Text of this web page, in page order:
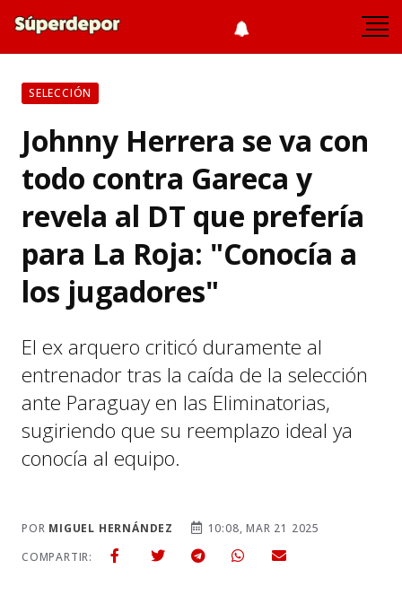
SELECCIÓN
Johnny Herrera se va con
todo contra Gareca y
revela al DT que prefería
para La Roja: "Conocía a
los jugadores"
El ex arquero criticó duramente al
entrenador tras la caída de la selección
ante Paraguay en las Eliminatorias,
sugiriendo que su reemplazo ideal ya
conocía al equipo.
POR MIGUEL HERNÁNDEZ
10:08, MAR 21 2025
COMPARTIR: